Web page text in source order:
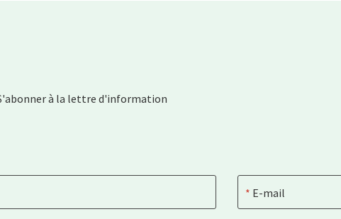
à la lettre d'information
E-mail